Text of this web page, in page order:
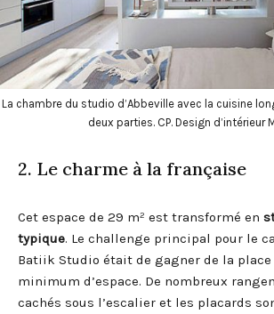
La chambre du studio d’Abbeville avec la cuisine
deux parties. CP. Design d’intérieur
2. Le charme à la française
Cet espace de 29 m² est transformé en
typique. Le challenge principal pour le
Batiik Studio était de gagner de la place
minimum d’espace. De nombreux
cachés sous l’escalier et les placards